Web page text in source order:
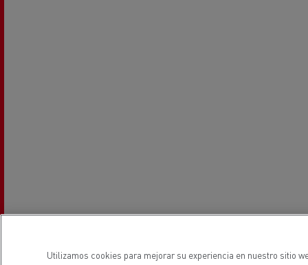
Utilizamos cookies para mejorar su experiencia en nuestro sitio